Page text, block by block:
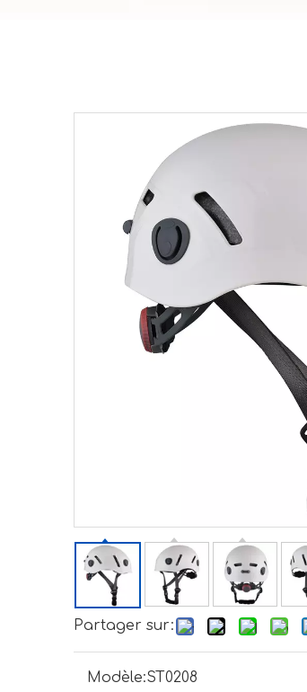
Partager sur:
Modèle:ST0208